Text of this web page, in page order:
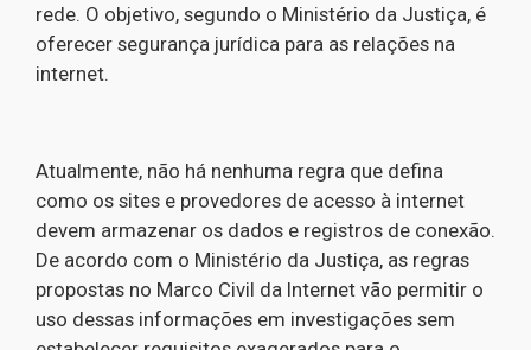
rede. O objetivo, segundo o Ministério da Justiça, é
oferecer segurança jurídica para as relações na
internet.
Atualmente, não há nenhuma regra que defina
como os sites e provedores de acesso à internet
devem armazenar os dados e registros de conexão.
De acordo com o Ministério da Justiça, as regras
propostas no Marco Civil da Internet vão permitir o
uso dessas informações em investigações sem